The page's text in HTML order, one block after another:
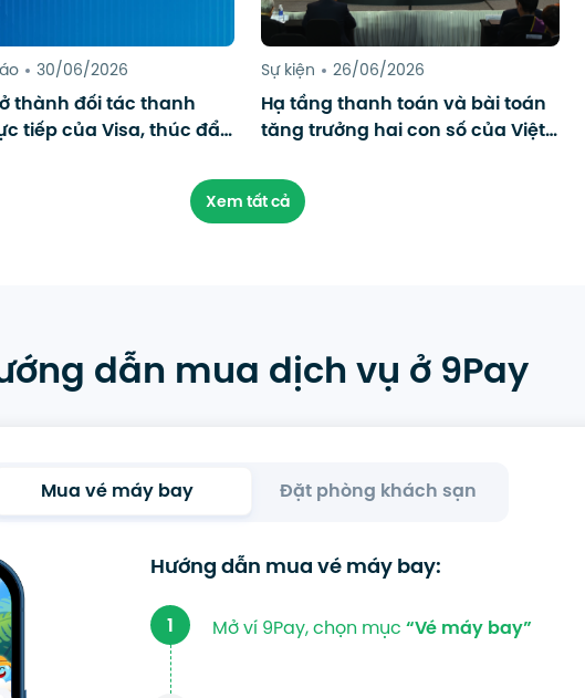
30/06/2026
thành đối tác thanh
tiếp của Visa, thúc đẩy
Sự kiện 26/06/2026
Hạ tầng thanh toán và bài toán
tăng trưởng hai con số của Việt
Xem tất cả
dẫn mua dịch vụ ở 9Pay
Mua vé máy bay Đặt phòng khách sạn
Hướng dẫn mua vé máy bay:
1 Mở ví 9Pay, chọn mục“Vé máy bay”